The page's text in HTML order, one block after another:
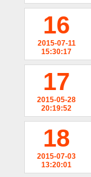
16
2015-07-11
15:30:17
17
2015-05-28
20:19:52
18
2015-07-03
13:20:01